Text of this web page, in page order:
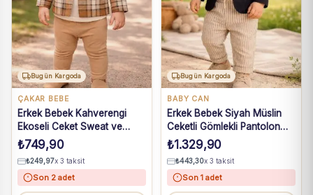
Bugün Kargoda
ÇAKAR BEBE
Erkek Bebek Kahverengi
Ekoseli Ceket Sweat ve
Pantolon Takım 3-18 Ay
₺749,90
₺249,97x 3 taksit
Son 2 adet
Bugün Kargoda
BABY CAN
Erkek Bebek Siyah Müslin
Ceketli Gömlekli Pantolon
Takım 9-18 Ay
₺1.329,90
₺443,30x 3 taksit
Son 1 adet